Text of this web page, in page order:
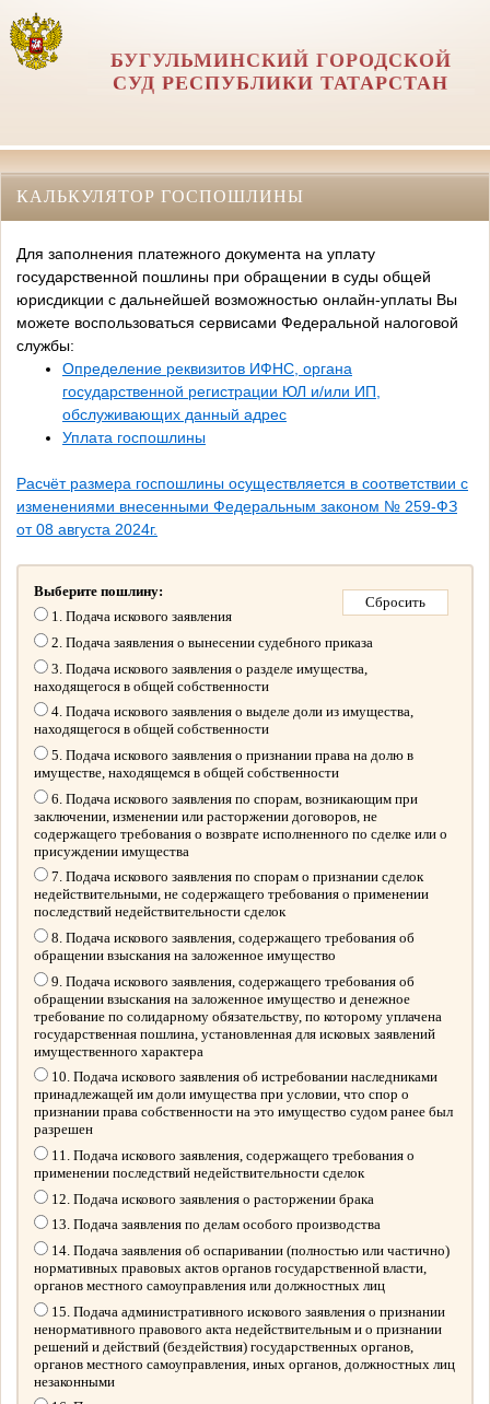
БУГУЛЬМИНСКИЙ ГОРОДСКОЙ
СУД РЕСПУБЛИКИ ТАТАРСТАН
КАЛЬКУЛЯТОР ГОСПОШЛИНЫ
Для заполнения платежного документа на уплату
государственной пошлины при обращении в суды общей
юрисдикции с дальнейшей возможностью онлайн-уплаты Вы
можете воспользоваться сервисами Федеральной налоговой
службы:
Определение реквизитов ИФНС, органа
государственной регистрации ЮЛ и/или ИП,
обслуживающих данный адрес
Уплата госпошлины
Расчёт размера госпошлины осуществляется в соответствии с
изменениями внесенными Федеральным законом № 259-ФЗ
от 08 августа 2024г.
Выберите пошлину:
1. Подача искового заявления
2. Подача заявления о вынесении судебного приказа
3. Подача искового заявления о разделе имущества,
находящегося в общей собственности
4. Подача искового заявления о выделе доли из имущества,
находящегося в общей собственности
5. Подача искового заявления о признании права на долю в
имуществе, находящемся в общей собственности
6. Подача искового заявления по спорам, возникающим при
заключении, изменении или расторжении договоров, не
содержащего требования о возврате исполненного по сделке или о
присуждении имущества
7. Подача искового заявления по спорам о признании сделок
недействительными, не содержащего требования о применении
последствий недействительности сделок
8. Подача искового заявления, содержащего требования об
обращении взыскания на заложенное имущество
9. Подача искового заявления, содержащего требования об
обращении взыскания на заложенное имущество и денежное
требование по солидарному обязательству, по которому уплачена
государственная пошлина, установленная для исковых заявлений
имущественного характера
10. Подача искового заявления об истребовании наследниками
принадлежащей им доли имущества при условии, что спор о
признании права собственности на это имущество судом ранее был
разрешен
11. Подача искового заявления, содержащего требования о
применении последствий недействительности сделок
12. Подача искового заявления о расторжении брака
13. Подача заявления по делам особого производства
14. Подача заявления об оспаривании (полностью или частично)
нормативных правовых актов органов государственной власти,
органов местного самоуправления или должностных лиц
15. Подача административного искового заявления о признании
ненормативного правового акта недействительным и о признании
решений и действий (бездействия) государственных органов,
органов местного самоуправления, иных органов, должностных лиц
незаконными